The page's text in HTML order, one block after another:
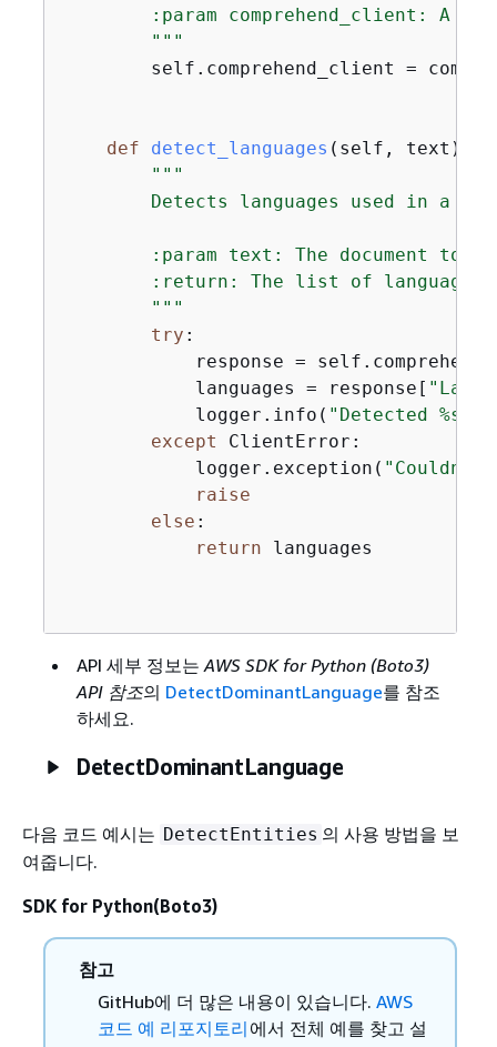
:param comprehend_client: A
        """
self.comprehend_client =
def detect_languages ( self, text ):
"""
Detects languages used in a
:param text: The document to
:return: The list of languages
        """
try :
response =
            languages = response[
            logger.info(
"Detected %s
except ClientError:
            logger.exception(
"Couldn't
raise
else :
return languages
API 세부 정보는 AWS SDK for Python (Boto3)
API 참조의 DetectDominantLanguage를 참조
하세요.
DetectDominantLanguage
다음 코드 예시는 DetectEntities 의 사용 방법을 보
여줍니다.
SDK for Python(Boto3)
참고
GitHub에 더 많은 내용이 있습니다. AWS
코드 예 리포지토리 에서 전체 예를 찾고 설